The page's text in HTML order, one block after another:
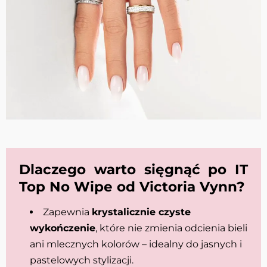
Dlaczego warto sięgnąć po IT
Top No Wipe od Victoria Vynn?
Zapewnia krystalicznie czyste
wykończenie, które nie zmienia odcienia bieli
ani mlecznych kolorów – idealny do jasnych i
pastelowych stylizacji.